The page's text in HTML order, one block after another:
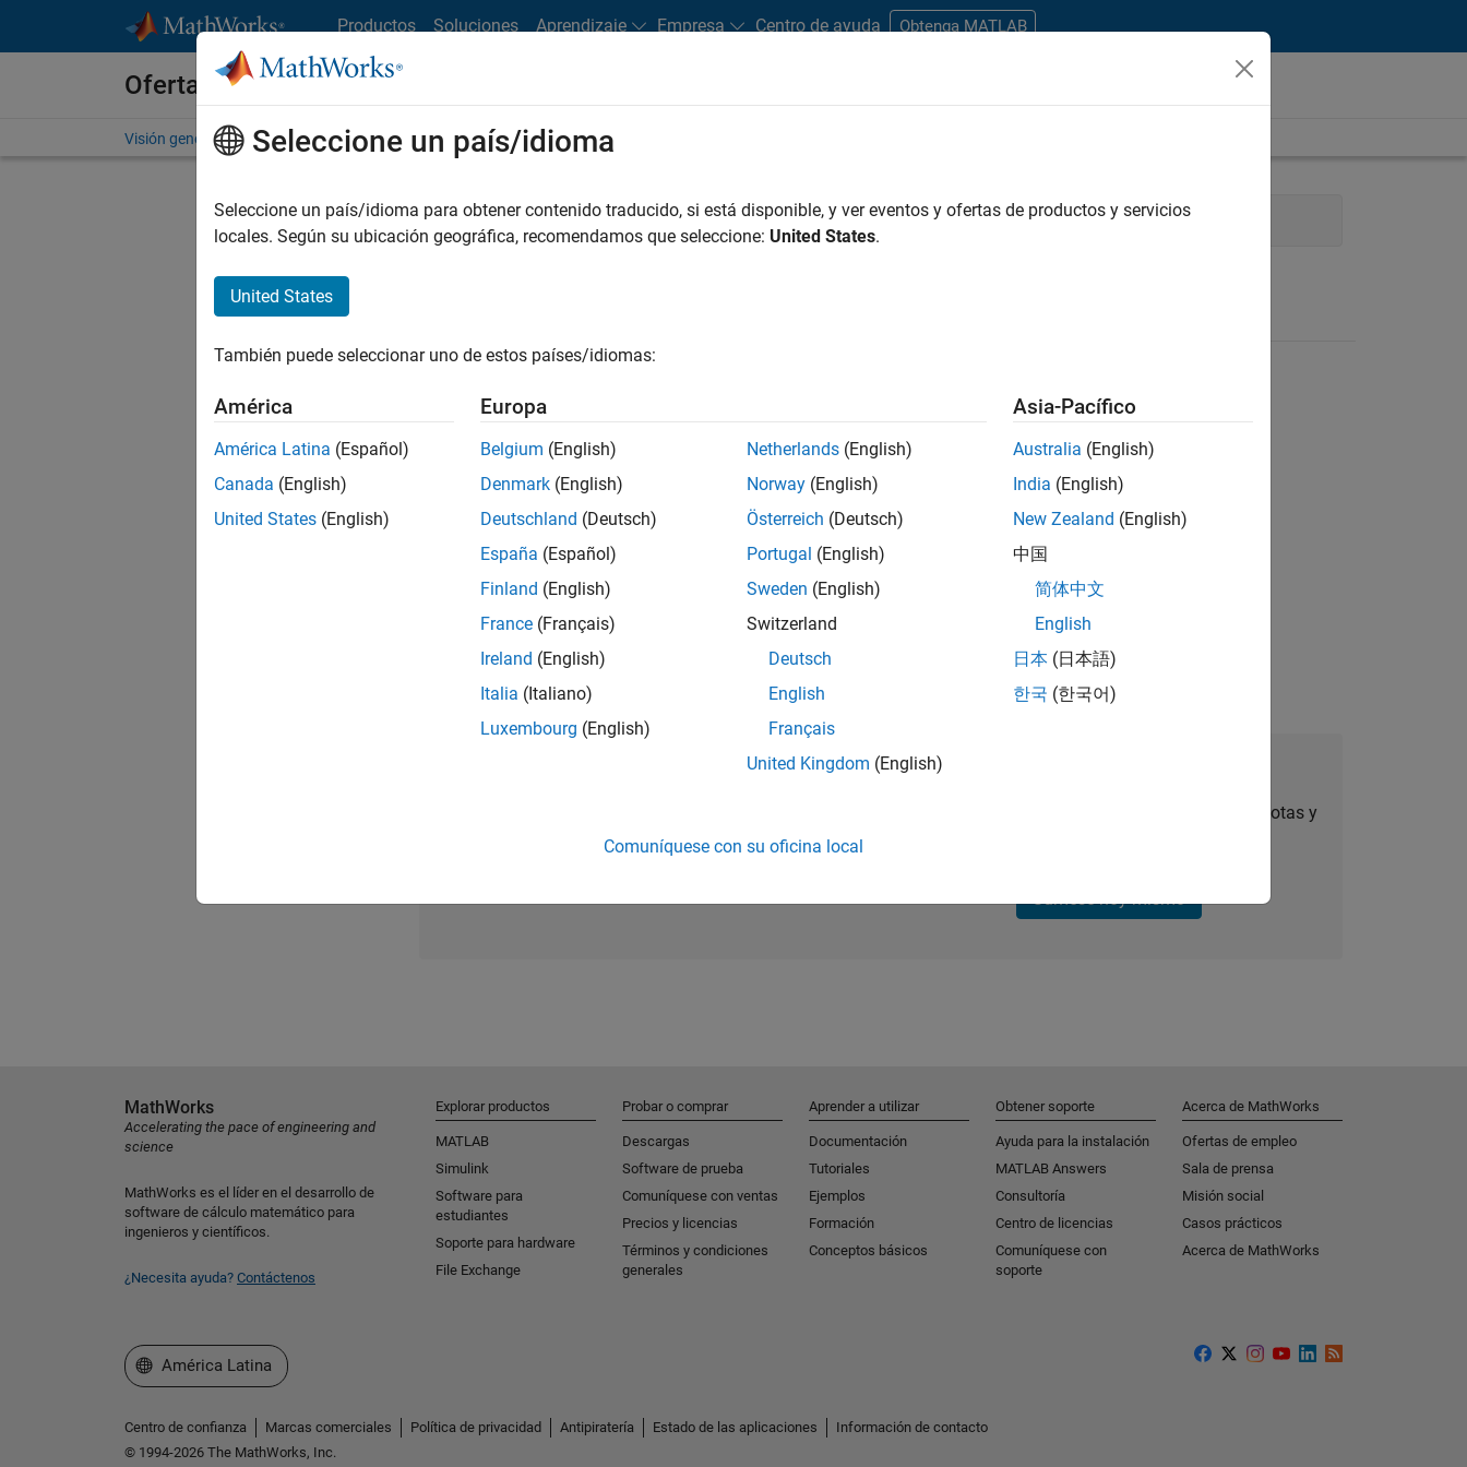
Productos Soluciones Aprendizaje Empresa Centro de ayuda Obtenga MATLAB
Ofertas de empleo en MathWorks
Visión general Búsqueda de empleo Oficinas locales Estudiantes y nuevas carreras
FILTRADO POR Education Sales Business Model Team
No se han traducido todos los empleos. Busque por ubicación para encontrar todos los empleos en su zona.
Director, Software Pricing and Licensing Strategy
Director, Software Pricing and Licensing Strategy
Senior role shaping pricing, packaging, and licensing, driving monetization strategy and major
business‑model transitions.
Resultados 1- 1 de
Reciba alertas de empleo personalizadas, anécdotas y
Súmese hoy mismo
Seleccione un país/idioma
Seleccione un país/idioma para obtener contenido traducido, si está disponible, y ver eventos y ofertas de productos y servicios
locales. Según su ubicación geográfica, recomendamos que seleccione: United States.
United States
También puede seleccionar uno de estos países/idiomas:
América
América Latina (Español)
Canada (English)
United States (English)
Europa
Belgium (English)
Denmark (English)
Deutschland (Deutsch)
España (Español)
Finland (English)
France (Français)
Ireland (English)
Italia (Italiano)
Luxembourg (English)
Netherlands (English)
Norway (English)
Österreich (Deutsch)
Portugal (English)
Sweden (English)
Switzerland
Deutsch
English
Français
United Kingdom (English)
Asia-Pacífico
Australia (English)
India (English)
New Zealand (English)
中国
简体中文
English
日本 (日本語)
한국 (한국어)
Comuníquese con su oficina local
MathWorks
Accelerating the pace of engineering and
science
MathWorks es el líder en el desarrollo de
software de cálculo matemático para
ingenieros y científicos.
¿Necesita ayuda? Contáctenos
Explorar productos
MATLAB
Simulink
Software para
estudiantes
Soporte para hardware
File Exchange
Probar o comprar
Descargas
Software de prueba
Comuníquese con ventas
Precios y licencias
Términos y condiciones
generales
Aprender a utilizar
Documentación
Tutoriales
Ejemplos
Formación
Conceptos básicos
Obtener soporte
Ayuda para la instalación
MATLAB Answers
Consultoría
Centro de licencias
Comuníquese con
soporte
Acerca de MathWorks
Ofertas de empleo
Sala de prensa
Misión social
Casos prácticos
Acerca de MathWorks
Seleccione un país/idioma
América Latina
Centro de confianza Marcas comerciales Política de privacidad Antipiratería Estado de las aplicaciones
Información de contacto
© 1994-2026 The MathWorks, Inc.